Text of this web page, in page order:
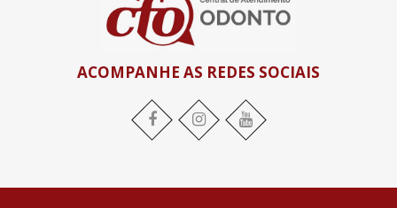
ACOMPANHE AS REDES SOCIAIS
Facebook Instagram YouTube